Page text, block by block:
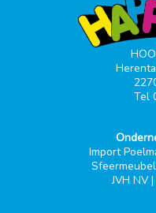
Tel
Import
JVH NV